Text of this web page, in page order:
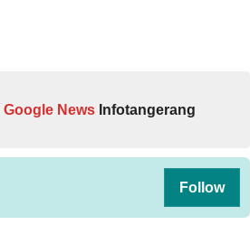
Google News Infotangerang
Follow